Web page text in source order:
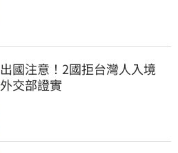
出國注意！2國拒台灣人入境
外交部證實